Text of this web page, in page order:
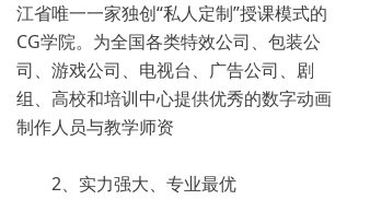
江省唯一一家独创“私人定制”授课模式的
CG学院。为全国各类特效公司、包装公
司、游戏公司、电视台、广告公司、剧
组、高校和培训中心提供优秀的数字动画
制作人员与教学师资
2、实力强大、专业最优